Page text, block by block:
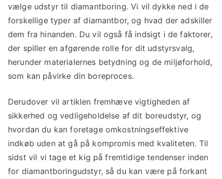
vælge udstyr til diamantboring. Vi vil dykke ned i de
forskellige typer af diamantbor, og hvad der adskiller
dem fra hinanden. Du vil også få indsigt i de faktorer,
der spiller en afgørende rolle for dit udstyrsvalg,
herunder materialernes betydning og de miljøforhold,
som kan påvirke din boreproces.
Derudover vil artiklen fremhæve vigtigheden af
sikkerhed og vedligeholdelse af dit boreudstyr, og
hvordan du kan foretage omkostningseffektive
indkøb uden at gå på kompromis med kvaliteten. Til
sidst vil vi tage et kig på fremtidige tendenser inden
for diamantboringudstyr, så du kan være på forkant